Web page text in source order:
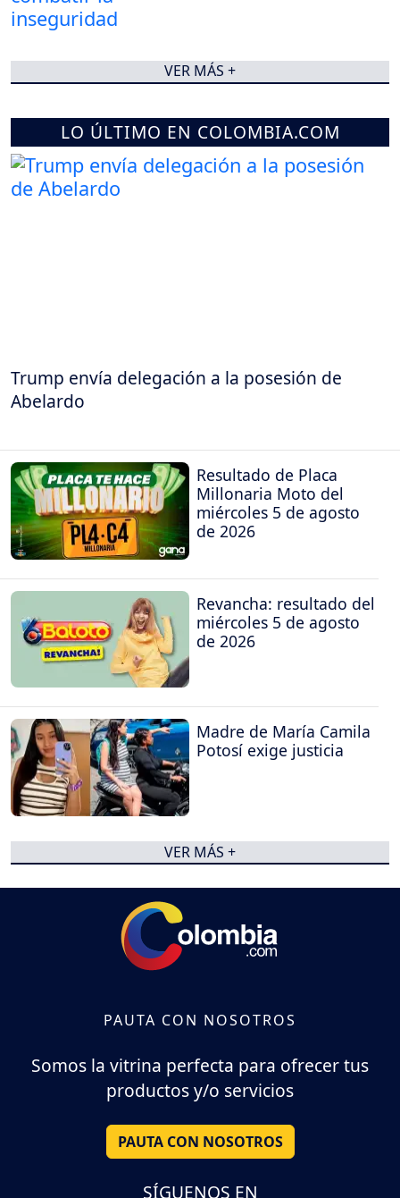
VER MÁS +
LO ÚLTIMO EN COLOMBIA.COM
Trump envía delegación a la posesión de
Abelardo
Resultado de Placa
Millonaria Moto del
miércoles 5 de agosto
de 2026
Revancha: resultado del
miércoles 5 de agosto
de 2026
Madre de María Camila
Potosí exige justicia
VER MÁS +
PAUTA CON NOSOTROS
Somos la vitrina perfecta para ofrecer tus
productos y/o servicios
PAUTA CON NOSOTROS
SÍGUENOS EN